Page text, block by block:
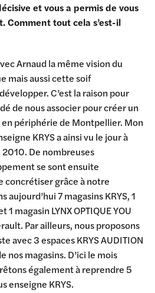
et vous a permis de vous
Comment tout cela s’est-il
Arnaud la même vision du
mais aussi cette soif
C’est la raison pour
de nous associer pour créer un
périphérie de Montpellier. Mon
KRYS a ainsi vu le jour à
De nombreuses
se sont ensuite
concrétiser grâce à notre
aujourd’hui 7 magasins KRYS, 1
1 magasin LYNX OPTIQUE YOU
Par ailleurs, nous proposons
avec 3 espaces KRYS AUDITION
nos magasins. D’ici le mois
également à reprendre 5
enseigne KRYS.